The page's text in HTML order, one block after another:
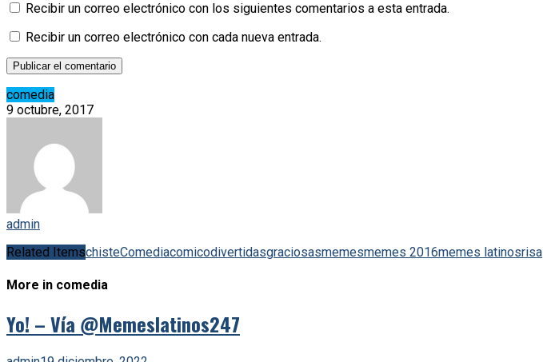
Recibir un correo electrónico con los siguientes comentarios a esta entrada.
Recibir un correo electrónico con cada nueva entrada.
comedia
9 octubre, 2017
admin
Related ItemschisteComediacomicodivertidasgraciosasmemesmemes 2016memes latinosrisa
More in comedia
Yo! – Vía @Memeslatinos247